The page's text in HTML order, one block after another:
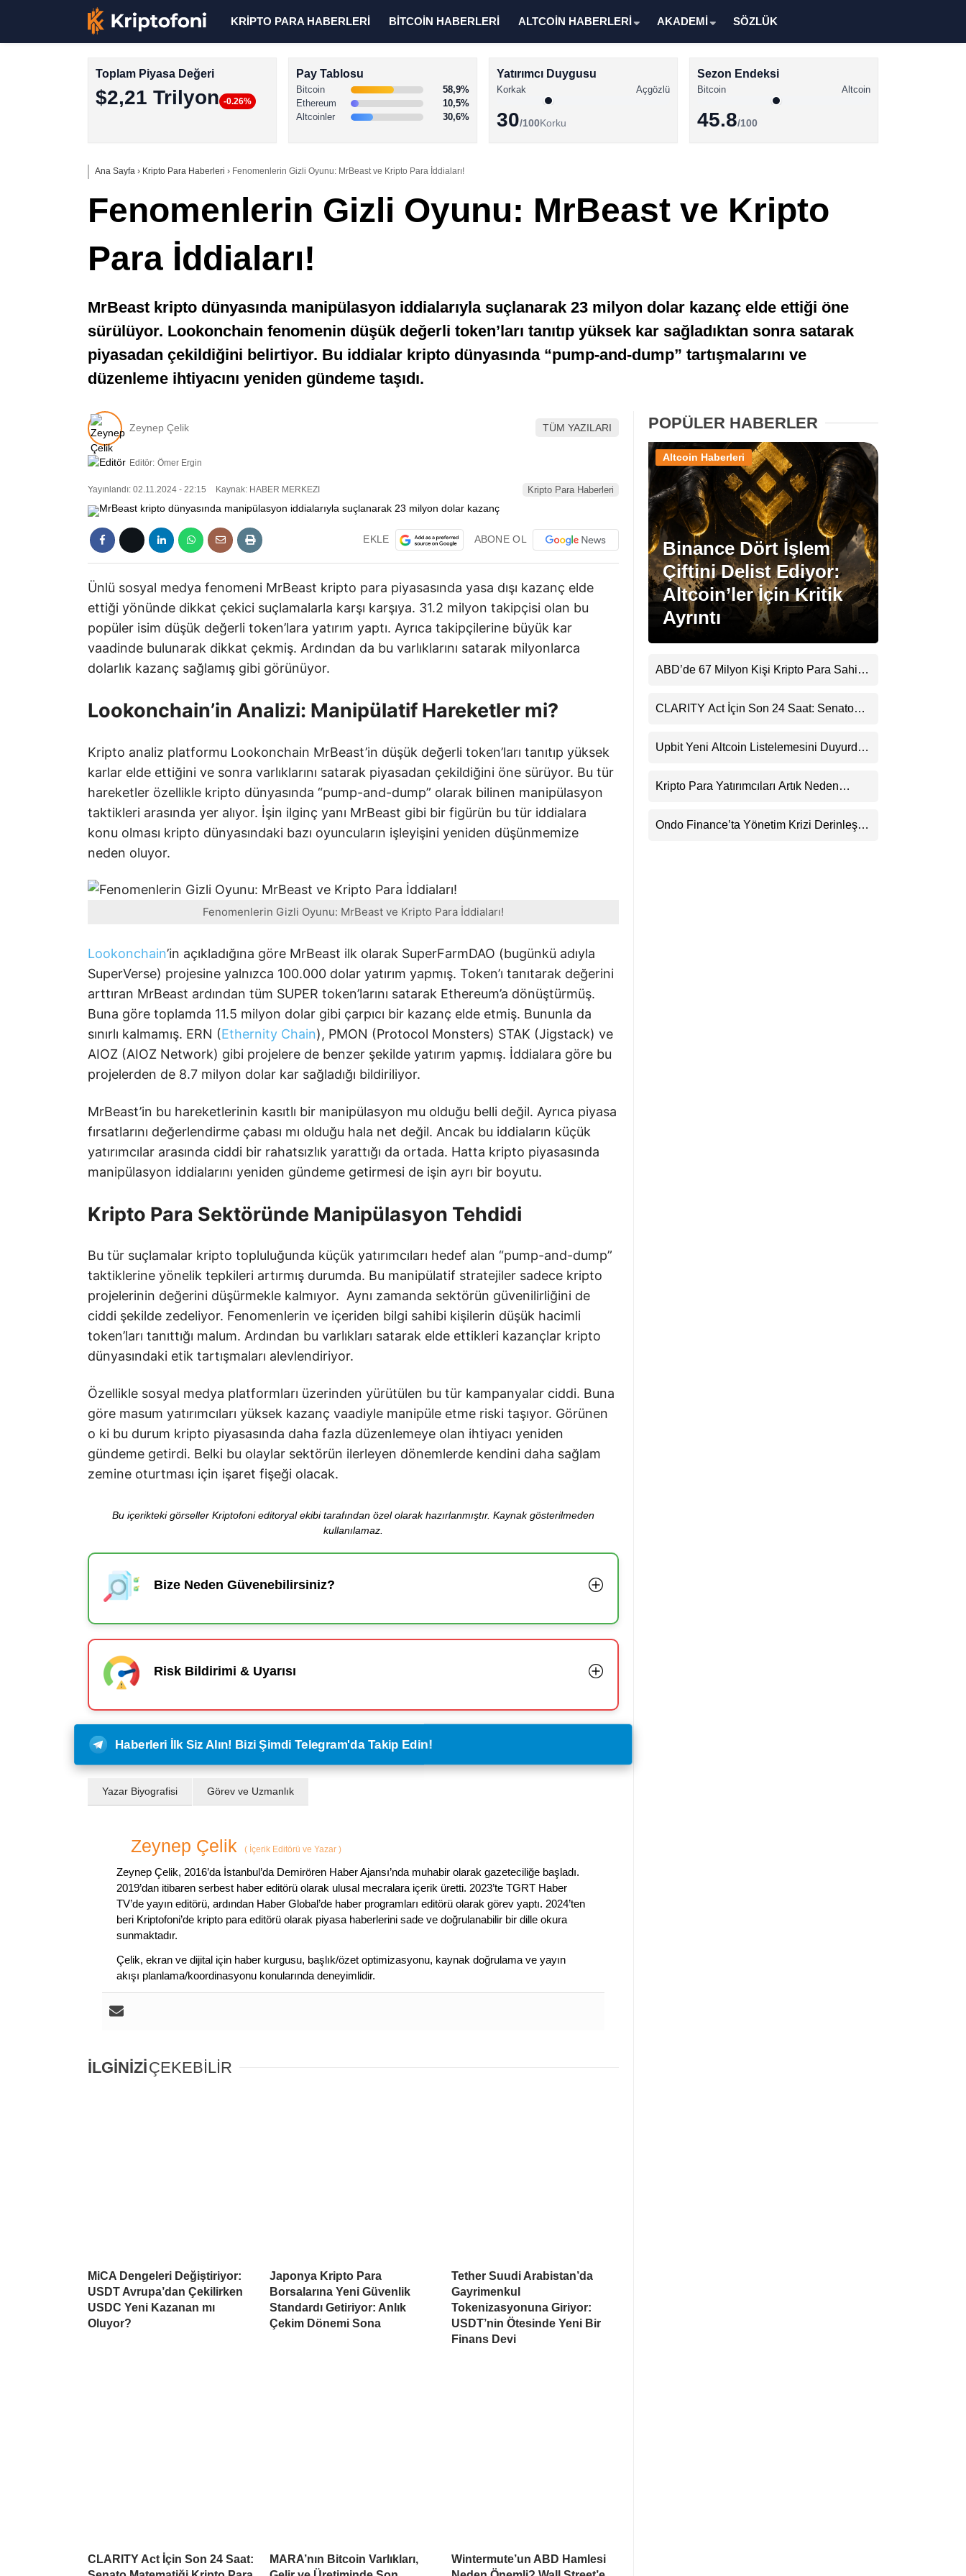
Altcoin Haberleri
Memecoin Haberleri
Stablecoin Haberleri
Instagram
Youtube
TikTok
Pinterest
KRİPTO PARA HABERLERİ BİTCOİN HABERLERİ ALTCOİN HABERLERİ AKADEMİ SÖZLÜK
Toplam Piyasa Değeri
$2,21 Trilyon -0.26%
Pay Tablosu
Bitcoin
58,9%
Ethereum
10,5%
Altcoinler
30,6%
Yatırımcı Duygusu
Korkak Açgözlü
30/100Korku
Sezon Endeksi
Bitcoin Altcoin
45.8/100
Ana Sayfa › Kripto Para Haberleri › Fenomenlerin Gizli Oyunu: MrBeast ve Kripto Para İddiaları!
Fenomenlerin Gizli Oyunu: MrBeast ve Kripto
Para İddiaları!
MrBeast kripto dünyasında manipülasyon iddialarıyla suçlanarak 23 milyon dolar kazanç elde ettiği öne
sürülüyor. Lookonchain fenomenin düşük değerli token’ları tanıtıp yüksek kar sağladıktan sonra satarak
piyasadan çekildiğini belirtiyor. Bu iddialar kripto dünyasında “pump-and-dump” tartışmalarını ve
düzenleme ihtiyacını yeniden gündeme taşıdı.
Zeynep Çelik TÜM YAZILARI
Editör: Ömer Ergin
Yayınlandı: 02.11.2024 - 22:15 Kaynak: HABER MERKEZI Kripto Para Haberleri
EKLE ABONE OL
Ünlü sosyal medya fenomeni MrBeast kripto para piyasasında yasa dışı kazanç elde
ettiği yönünde dikkat çekici suçlamalarla karşı karşıya. 31.2 milyon takipçisi olan bu
popüler isim düşük değerli token’lara yatırım yaptı. Ayrıca takipçilerine büyük kar
vaadinde bulunarak dikkat çekmiş. Ardından da bu varlıklarını satarak milyonlarca
dolarlık kazanç sağlamış gibi görünüyor.
Lookonchain’in Analizi: Manipülatif Hareketler mi?
Kripto analiz platformu Lookonchain MrBeast’in düşük değerli token’ları tanıtıp yüksek
karlar elde ettiğini ve sonra varlıklarını satarak piyasadan çekildiğini öne sürüyor. Bu tür
hareketler özellikle kripto dünyasında “pump-and-dump” olarak bilinen manipülasyon
taktikleri arasında yer alıyor. İşin ilginç yanı MrBeast gibi bir figürün bu tür iddialara
konu olması kripto dünyasındaki bazı oyuncuların işleyişini yeniden düşünmemize
neden oluyor.
Fenomenlerin Gizli Oyunu: MrBeast ve Kripto Para İddiaları!
Lookonchain’in açıkladığına göre MrBeast ilk olarak SuperFarmDAO (bugünkü adıyla
SuperVerse) projesine yalnızca 100.000 dolar yatırım yapmış. Token’ı tanıtarak değerini
arttıran MrBeast ardından tüm SUPER token’larını satarak Ethereum’a dönüştürmüş.
Buna göre toplamda 11.5 milyon dolar gibi çarpıcı bir kazanç elde etmiş. Bununla da
sınırlı kalmamış. ERN (Ethernity Chain), PMON (Protocol Monsters) STAK (Jigstack) ve
AIOZ (AIOZ Network) gibi projelere de benzer şekilde yatırım yapmış. İddialara göre bu
projelerden de 8.7 milyon dolar kar sağladığı bildiriliyor.
MrBeast’in bu hareketlerinin kasıtlı bir manipülasyon mu olduğu belli değil. Ayrıca piyasa
fırsatlarını değerlendirme çabası mı olduğu hala net değil. Ancak bu iddiaların küçük
yatırımcılar arasında ciddi bir rahatsızlık yarattığı da ortada. Hatta kripto piyasasında
manipülasyon iddialarını yeniden gündeme getirmesi de işin ayrı bir boyutu.
Kripto Para Sektöründe Manipülasyon Tehdidi
Bu tür suçlamalar kripto topluluğunda küçük yatırımcıları hedef alan “pump-and-dump”
taktiklerine yönelik tepkileri artırmış durumda. Bu manipülatif stratejiler sadece kripto
projelerinin değerini düşürmekle kalmıyor. Aynı zamanda sektörün güvenilirliğini de
ciddi şekilde zedeliyor. Fenomenlerin ve içeriden bilgi sahibi kişilerin düşük hacimli
token’ları tanıttığı malum. Ardından bu varlıkları satarak elde ettikleri kazançlar kripto
dünyasındaki etik tartışmaları alevlendiriyor.
Özellikle sosyal medya platformları üzerinden yürütülen bu tür kampanyalar ciddi. Buna
göre masum yatırımcıları yüksek kazanç vaadiyle manipüle etme riski taşıyor. Görünen
o ki bu durum kripto piyasasında daha fazla düzenlemeye olan ihtiyacı yeniden
gündeme getirdi. Belki bu olaylar sektörün ilerleyen dönemlerde kendini daha sağlam
zemine oturtması için işaret fişeği olacak.
Bu içerikteki görseller Kriptofoni editoryal ekibi tarafından özel olarak hazırlanmıştır. Kaynak gösterilmeden
kullanılamaz.
Bize Neden Güvenebilirsiniz?
Risk Bildirimi & Uyarısı
Haberleri İlk Siz Alın! Bizi Şimdi Telegram'da Takip Edin!
Yazar Biyografisi Görev ve Uzmanlık
Zeynep Çelik ( İçerik Editörü ve Yazar )
Zeynep Çelik, 2016’da İstanbul’da Demirören Haber Ajansı’nda muhabir olarak gazeteciliğe başladı.
2019’dan itibaren serbest haber editörü olarak ulusal mecralara içerik üretti. 2023’te TGRT Haber
TV’de yayın editörü, ardından Haber Global’de haber programları editörü olarak görev yaptı. 2024’ten
beri Kriptofoni’de kripto para editörü olarak piyasa haberlerini sade ve doğrulanabilir bir dille okura
sunmaktadır.
Çelik, ekran ve dijital için haber kurgusu, başlık/özet optimizasyonu, kaynak doğrulama ve yayın
akışı planlama/koordinasyonu konularında deneyimlidir.
İLGİNİZİÇEKEBİLİR
MiCA Dengeleri Değiştiriyor:
USDT Avrupa’dan Çekilirken
USDC Yeni Kazanan mı
Oluyor?
Japonya Kripto Para
Borsalarına Yeni Güvenlik
Standardı Getiriyor: Anlık
Çekim Dönemi Sona
Tether Suudi Arabistan’da
Gayrimenkul
Tokenizasyonuna Giriyor:
USDT’nin Ötesinde Yeni Bir
Finans Devi
CLARITY Act İçin Son 24 Saat:
MARA’nın Bitcoin Varlıkları,
Wintermute’un ABD Hamlesi
POPÜLER HABERLER
Binance Dört İşlem
Çiftini Delist Ediyor:
Altcoin’ler İçin Kritik
Ayrıntı
Altcoin Haberleri
ABD’de 67 Milyon Kişi Kripto Para Sahibi:
CLARITY Act İçin Son 24 Saat: Senato
Beklentisini Bozabilir
Upbit Yeni Altcoin Listelemesini Duyurdu:
Görecek
Kripto Para Yatırımcıları Artık Neden
Ondo Finance’ta Yönetim Krizi Derinleşti: